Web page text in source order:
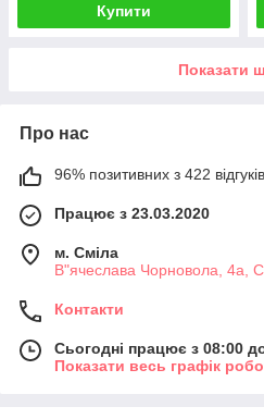
Купити
Показати
Про нас
96% позитивних з 422
Працює з 23.03.2020
м. Сміла
В"ячеслава Чорновола, 4а,
Контакти
Сьогодні працює з 08:00
Показати весь графік